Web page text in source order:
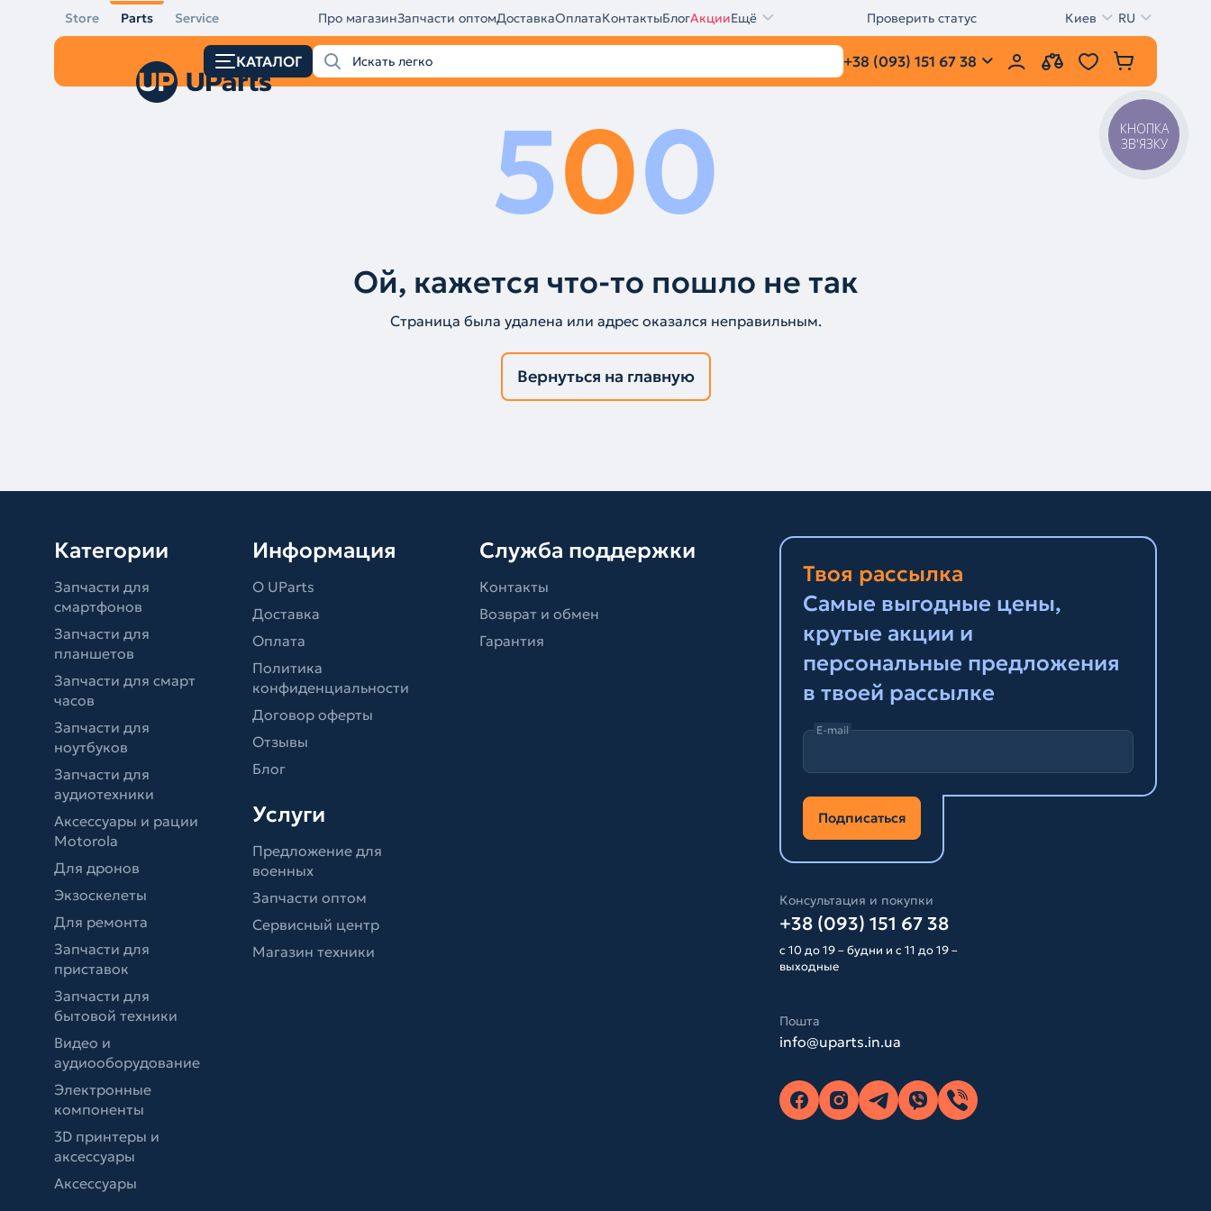
Store Parts Service Про магазинЗапчасти оптомДоставкаОплатаКонтактыБлогАкцииЕщё Проверить статус Киев RU
КАТАЛОГ +38 (093) 151 67 38
500
Ой, кажется что-то пошло не так
Страница была удалена или адрес оказался неправильным.
Вернуться на главную
Категории
Запчасти для
смартфонов
Запчасти для
планшетов
Запчасти для смарт
часов
Запчасти для
ноутбуков
Запчасти для
аудиотехники
Аксессуары и рации
Motorola
Для дронов
Экзоскелеты
Для ремонта
Запчасти для
приставок
Запчасти для
бытовой техники
Видео и
аудиооборудование
Электронные
компоненты
3D принтеры и
аксессуары
Аксессуары
Информация
О UParts
Доставка
Оплата
Политика
конфиденциальности
Договор оферты
Отзывы
Блог
Услуги
Предложение для
военных
Запчасти оптом
Сервисный центр
Магазин техники
Служба поддержки
Контакты
Возврат и обмен
Гарантия
Твоя рассылка
Самые выгодные цены,
крутые акции и
персональные предложения
в твоей рассылке
E-mail
Подписаться
Консультация и покупки
+38 (093) 151 67 38
с 10 до 19 – будни и с 11 до 19 –
выходные
Пошта
info@uparts.in.ua
КНОПКА
ЗВ'ЯЗКУ